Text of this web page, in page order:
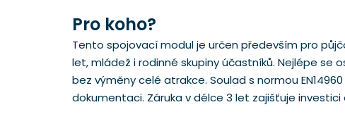
Pro koho?
Tento spojovací modul je určen především pro
let, mládež i rodinné skupiny účastníků. Nejlépe
bez výměny celé atrakce. Soulad s normou
dokumentaci. Záruka v délce 3 let zajišťuje